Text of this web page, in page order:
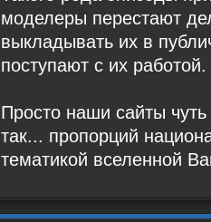
моделеры перестают
выкладывать их в
поступают с их работой.
Просто наши сайты
так... пропорций
тематикой вселенной